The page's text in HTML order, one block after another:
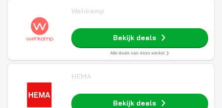
Wehkamp
Bekijk deals
Alle deals van deze winkel
HEMA
Bekijk deals